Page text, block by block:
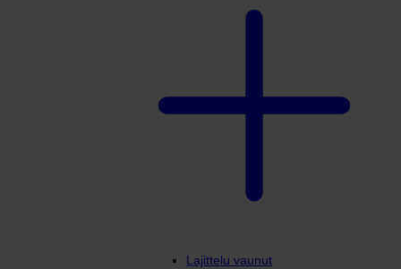
Lajittelu vaunut